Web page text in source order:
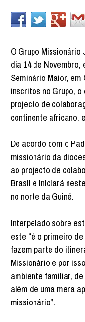
O Grupo Missionário
dia 14 de Novembro,
Seminário Maior,
inscritos no Grupo,
projecto de
continente africano,
De acordo com o
missionário da
ao projecto de
Brasil e iniciará
no norte da Guiné.
Interpelado sobre
este “é o primeiro
fazem parte do
Missionário e por
ambiente familiar,
além de uma mera
missionário”.